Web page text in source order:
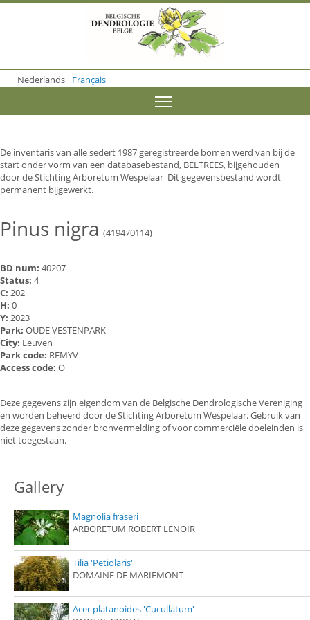
o
m
o
n
t
e
n
Nederlands Français
De inventaris van alle sedert 1987 geregistreerde bomen werd van bij de
start onder vorm van een databasebestand, BELTREES, bijgehouden
door de Stichting Arboretum Wespelaar Dit gegevensbestand wordt
permanent bijgewerkt.
Pinus nigra (419470114)
BD num: 40207
Status: 4
C: 202
H: 0
Y: 2023
Park: OUDE VESTENPARK
City: Leuven
Park code: REMYV
Access code: O
Deze gegevens zijn eigendom van de Belgische Dendrologische Vereniging
en worden beheerd door de Stichting Arboretum Wespelaar. Gebruik van
deze gegevens zonder bronvermelding of voor commerciële doeleinden is
niet toegestaan.
Gallery
Magnolia fraseri
ARBORETUM ROBERT LENOIR
Tilia 'Petiolaris'
DOMAINE DE MARIEMONT
Acer platanoides 'Cucullatum'